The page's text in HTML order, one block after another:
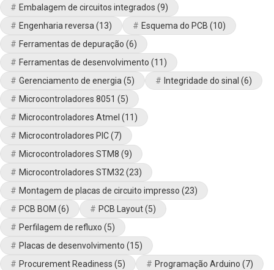
Embalagem de circuitos integrados (9)
Engenharia reversa(13) Esquema do PCB (10)
Ferramentas de depuração (6)
Ferramentas de desenvolvimento (11)
Gerenciamento de energia(5) Integridade do sinal (6)
Microcontroladores 8051 (5)
Microcontroladores Atmel (11)
Microcontroladores PIC(7)
Microcontroladores STM8 (9)
Microcontroladores STM32(23)
Montagem de placas de circuito impresso (23)
PCB BOM (6) PCB Layout(5)
Perfilagem de refluxo (5)
Placas de desenvolvimento (15)
Procurement Readiness (5) Programação Arduino (7)